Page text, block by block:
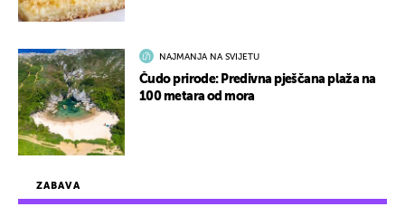
ZABAVA
NAJMANJA NA SVIJETU
Čudo prirode: Predivna pješčana plaža na
100 metara od mora